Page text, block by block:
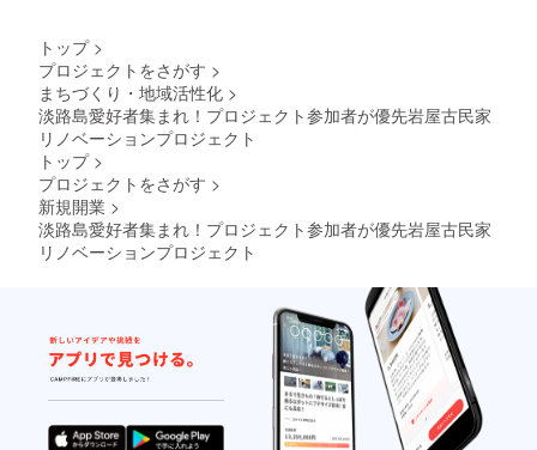
トップ >
プロジェクトをさがす >
まちづくり・地域活性化 >
淡路島愛好者集まれ！プロジェクト参加者が優先岩屋古民家
リノベーションプロジェクト
トップ >
プロジェクトをさがす >
新規開業 >
淡路島愛好者集まれ！プロジェクト参加者が優先岩屋古民家
リノベーションプロジェクト